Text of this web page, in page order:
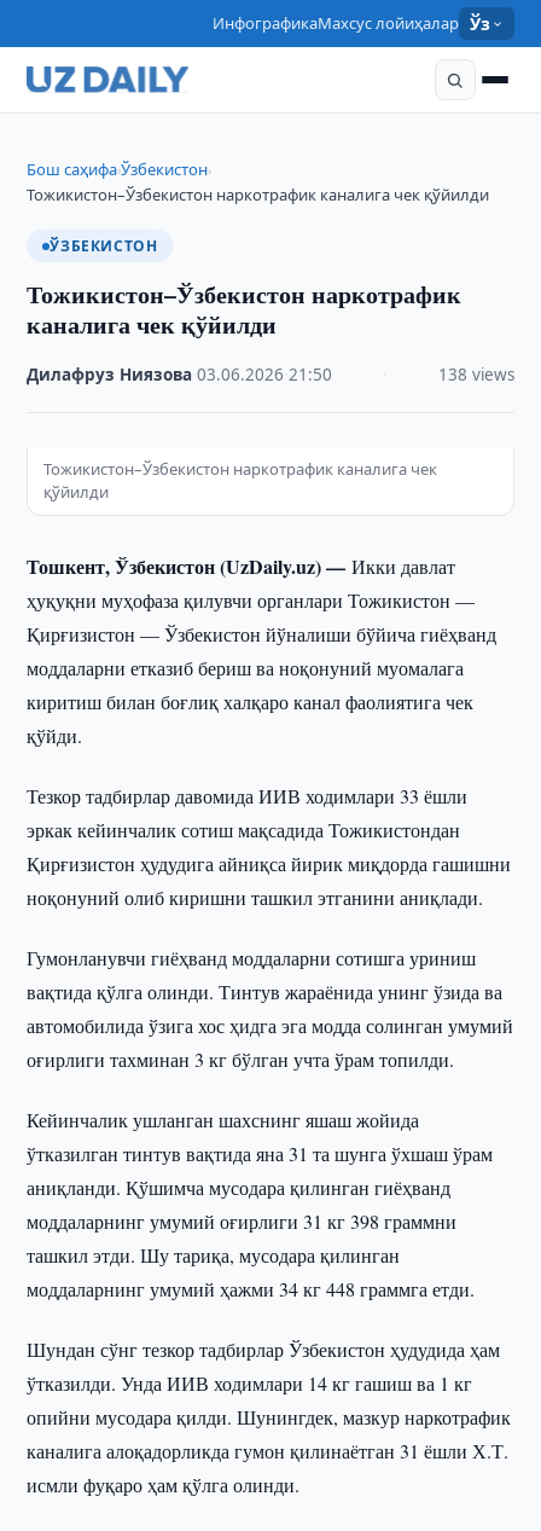
ИнфографикаМахсус лойиҳалар Ўз
Бош саҳифа›Ўзбекистон›
Тожикистон–Ўзбекистон наркотрафик каналига чек қўйилди
ЎЗБЕКИСТОН
Тожикистон–Ўзбекистон наркотрафик
каналига чек қўйилди
Дилафруз Ниязова ·03.06.2026 ·21:50 138 views
Тожикистон–Ўзбекистон наркотрафик каналига чек
қўйилди
Тошкент, Ўзбекистон (UzDaily.uz) —Икки давлат
ҳуқуқни муҳофаза қилувчи органлари Тожикистон —
Қирғизистон — Ўзбекистон йўналиши бўйича гиёҳванд
моддаларни етказиб бериш ва ноқонуний муомалага
киритиш билан боғлиқ халқаро канал фаолиятига чек
қўйди.
Тезкор тадбирлар давомида ИИВ ходимлари 33 ёшли
эркак кейинчалик сотиш мақсадида Тожикистондан
Қирғизистон ҳудудига айниқса йирик миқдорда гашишни
ноқонуний олиб киришни ташкил этганини аниқлади.
Гумонланувчи гиёҳванд моддаларни сотишга уриниш
вақтида қўлга олинди. Тинтув жараёнида унинг ўзида ва
автомобилида ўзига хос ҳидга эга модда солинган умумий
оғирлиги тахминан 3 кг бўлган учта ўрам топилди.
Кейинчалик ушланган шахснинг яшаш жойида
ўтказилган тинтув вақтида яна 31 та шунга ўхшаш ўрам
аниқланди. Қўшимча мусодара қилинган гиёҳванд
моддаларнинг умумий оғирлиги 31 кг 398 граммни
ташкил этди. Шу тариқа, мусодара қилинган
моддаларнинг умумий ҳажми 34 кг 448 граммга етди.
Шундан сўнг тезкор тадбирлар Ўзбекистон ҳудудида ҳам
ўтказилди. Унда ИИВ ходимлари 14 кг гашиш ва 1 кг
опийни мусодара қилди. Шунингдек, мазкур наркотрафик
каналига алоқадорликда гумон қилинаётган 31 ёшли Х.Т.
исмли фуқаро ҳам қўлга олинди.